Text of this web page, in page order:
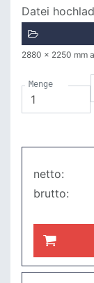
Datei
2880 x 2250 mm
Menge
netto:
brutto: